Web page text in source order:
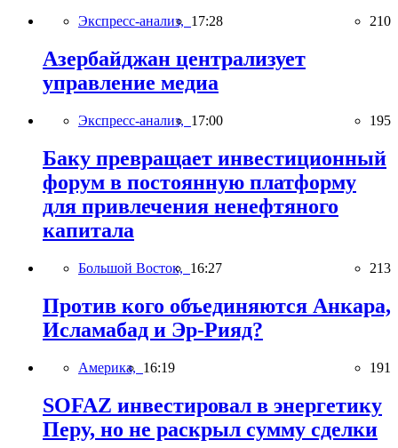
Экспресс-анализ, 17:28 210
Азербайджан централизует
управление медиа
Экспресс-анализ, 17:00 195
Баку превращает инвестиционный
форум в постоянную платформу
для привлечения ненефтяного
капитала
Большой Восток, 16:27 213
Против кого объединяются Анкара,
Исламабад и Эр-Рияд?
Америка, 16:19 191
SOFAZ инвестировал в энергетику
Перу, но не раскрыл сумму сделки